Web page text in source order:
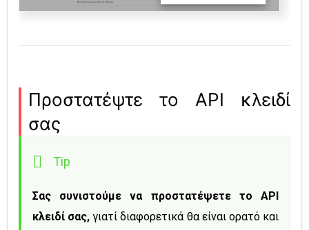
Προστατέψτε το API κλειδί
σας
Σας συνιστούμε να προστατέψετε το API
κλειδί σας, γιατί διαφορετικά θα είναι ορατό και